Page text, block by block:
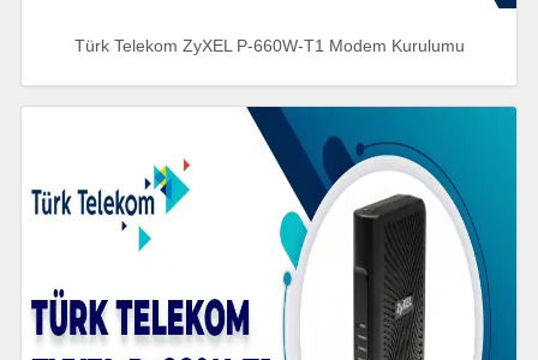
Türk Telekom ZyXEL P-660W-T1 Modem Kurulumu